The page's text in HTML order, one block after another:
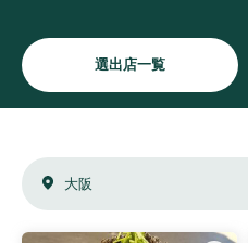
選出店一覧
大阪